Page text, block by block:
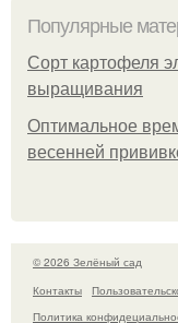
Популярные
Сорт картофеля
выращивания
Оптимальное
весенней
© 2026 Зелёный сад
Контакты
Политика